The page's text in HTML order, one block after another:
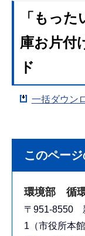
「もっ
庫お片付
ド
一括ダウン
このペー
環境部 循
〒951-8550
1（市役所本館